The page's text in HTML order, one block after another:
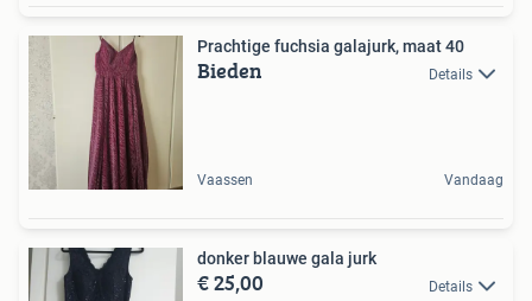
Prachtige fuchsia galajurk, maat 40
Bieden Details
Vaassen Vandaag
donker blauwe gala jurk
€ 25,00 Details